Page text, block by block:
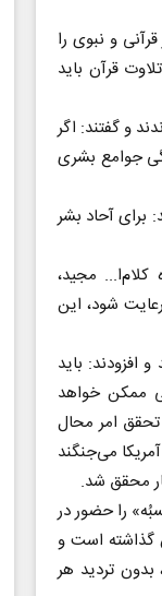
و نبوی را
قرآن باید
و گفتند: اگر
جوامع بشری
برای آحاد بشر
مجید،
شود، این
افزودند: باید
ممکن خواهد
تحقق امر محال
می‌جنگند
محقق شد.
را حضور در
گذاشته است و
بدون تردید هر